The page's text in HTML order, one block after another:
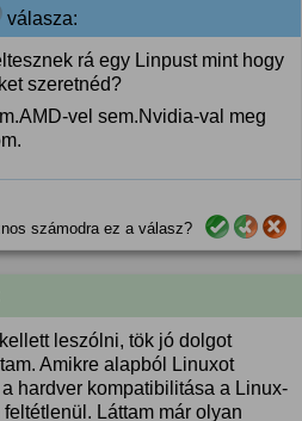
válasza:
rá egy Linpust mint hogy
szeretnéd?
vel sem.Nvidia-val meg
számodra ez a válasz?
leszólni, tök jó dolgot
Amikre alapból Linuxot
hardver kompatibilitása a Linux-
Láttam már olyan